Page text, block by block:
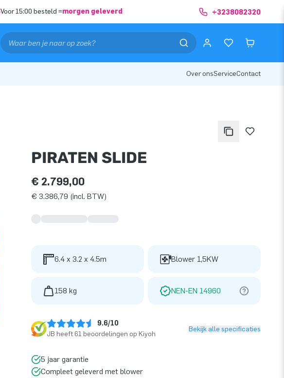
Voor 15:00 besteld =morgen geleverd +3238082320
Over onsServiceContact
PIRATEN SLIDE
€ 2.799,00
€ 3.386,79 (incl. BTW)
6.4 x 3.2 x 4.5m Blower 1,5KW
158 kg NEN-EN 14960
9.6/10
JB heeft 61 beoordelingen op Kiyoh
Bekijk alle specificaties
5 jaar garantie
Compleet geleverd met blower